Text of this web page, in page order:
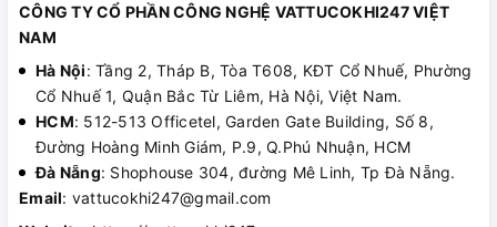
CÔNG TY CỔ PHẦN CÔNG NGHỆ VATTUCOKHI247 VIỆT
NAM
Hà Nội: Tầng 2, Tháp B, Tòa T608, KĐT Cổ Nhuế, Phường
Cổ Nhuế 1, Quận Bắc Từ Liêm, Hà Nội, Việt Nam.
HCM: 512-513 Officetel, Garden Gate Building, Số 8,
Đường Hoàng Minh Giám, P.9, Q.Phú Nhuận, HCM
Đà Nẵng: Shophouse 304, đường Mê Linh, Tp Đà Nẵng.
Email: vattucokhi247@gmail.com